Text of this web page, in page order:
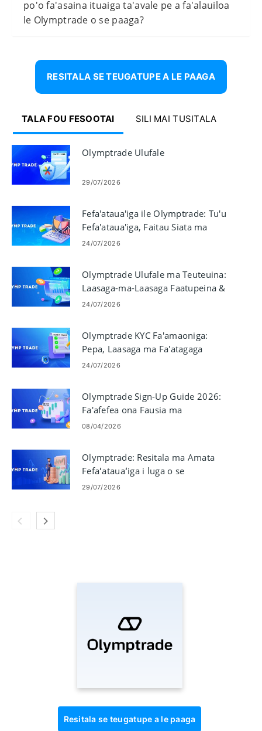
po'o fa'asaina ituaiga ta'avale pe a fa'alauiloa
le Olymptrade o se paaga?
RESITALA SE TEUGATUPE A LE PAAGA
TALA FOU FESOOTAI SILI MAI TUSITALA
Olymptrade Ulufale
29/07/2026
Fefa'ataua'iga ile Olymptrade: Tu'u
Fefa'ataua'iga, Faitau Siata ma
Pulea Tulaga lamatia
24/07/2026
Olymptrade Ulufale ma Teuteuina:
Laasaga-ma-Laasaga Faatupeina &
Tapulaa
24/07/2026
Olymptrade KYC Fa'amaoniga:
Pepa, Laasaga ma Fa'atagaga
24/07/2026
Olymptrade Sign-Up Guide 2026:
Fa'afefea ona Fausia ma
Fa'amaonia lau Fa'amatalaga
08/04/2026
Olymptrade: Resitala ma Amata
Fefaʻatauaʻiga i luga o se
Teugatupe Demo
29/07/2026
Resitala se teugatupe a le paaga